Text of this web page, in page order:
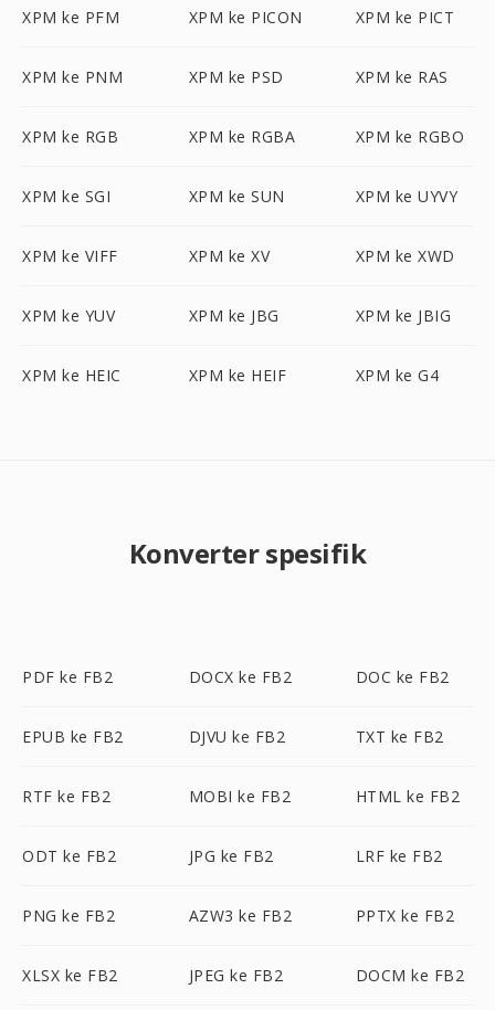
XPM ke PFM XPM ke PICON XPM ke PICT
XPM ke PNM XPM ke PSD XPM ke RAS
XPM ke RGB XPM ke RGBA XPM ke RGBO
XPM ke SGI XPM ke SUN XPM ke UYVY
XPM ke VIFF XPM ke XV XPM ke XWD
XPM ke YUV XPM ke JBG XPM ke JBIG
XPM ke HEIC XPM ke HEIF XPM ke G4
Konverter spesifik
PDF ke FB2 DOCX ke FB2 DOC ke FB2
EPUB ke FB2 DJVU ke FB2 TXT ke FB2
RTF ke FB2 MOBI ke FB2 HTML ke FB2
ODT ke FB2 JPG ke FB2 LRF ke FB2
PNG ke FB2 AZW3 ke FB2 PPTX ke FB2
XLSX ke FB2 JPEG ke FB2 DOCM ke FB2